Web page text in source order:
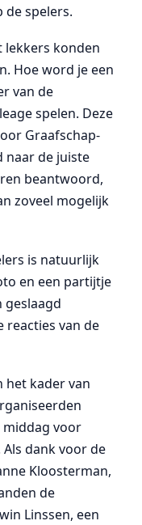
spelers.
lekkers konden
Hoe word je een
van de
spelen. Deze
Graafschap-
naar de juiste
beantwoord,
zoveel mogelijk
is natuurlijk
en een partijtje
geslaagd
reacties van de
het kader van
middag voor
dank voor de
Kloosterman,
de
Linssen, een